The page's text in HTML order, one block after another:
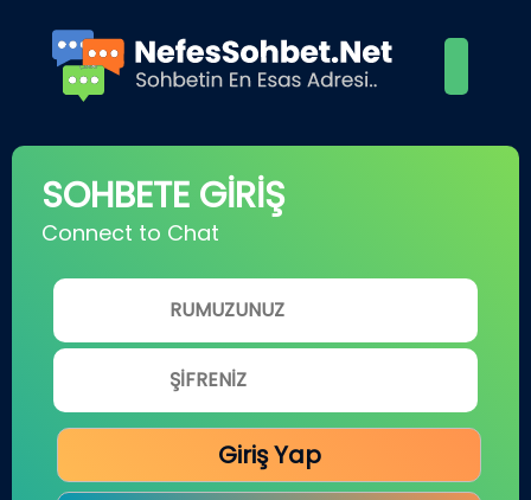
SOHBETE GİRİŞ
Connect to Chat
Giriş Yap